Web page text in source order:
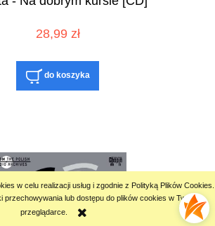
w celu realizacji usług i zgodnie z Polityką Plików Cookies.
przechowywania lub dostępu do plików cookies w Twojej
przeglądarce.
28,99 zł
do koszyka